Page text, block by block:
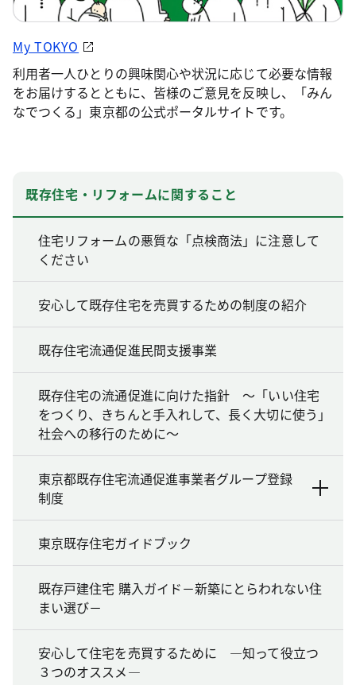
My TOKYO
利用者一人ひとりの興味関心や状況に応じて必要な情報
をお届けするとともに、皆様のご意見を反映し、「みん
なでつくる」東京都の公式ポータルサイトです。
既存住宅・リフォームに関すること
住宅リフォームの悪質な「点検商法」に注意して
ください
安心して既存住宅を売買するための制度の紹介
既存住宅流通促進民間支援事業
既存住宅の流通促進に向けた指針 ～「いい住宅
をつくり、きちんと手入れして、長く大切に使う」
社会への移行のために～
東京都既存住宅流通促進事業者グループ登録
制度
東京既存住宅ガイドブック
既存戸建住宅 購入ガイド－新築にとらわれない住
まい選び－
安心して住宅を売買するために ―知って役立つ
３つのオススメ―